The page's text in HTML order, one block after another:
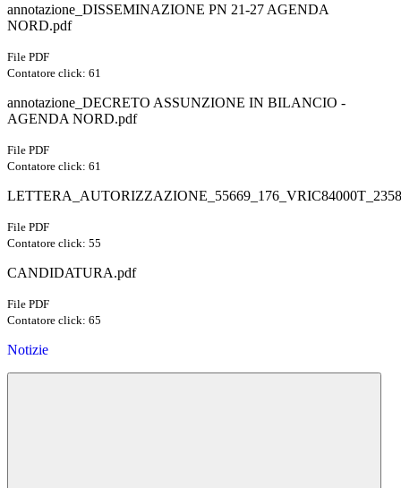
annotazione_DISSEMINAZIONE PN 21-27 AGENDA
NORD.pdf
File PDF
Contatore click: 61
annotazione_DECRETO ASSUNZIONE IN BILANCIO -
AGENDA NORD.pdf
File PDF
Contatore click: 61
File PDF
Contatore click: 55
CANDIDATURA.pdf
File PDF
Contatore click: 65
Notizie